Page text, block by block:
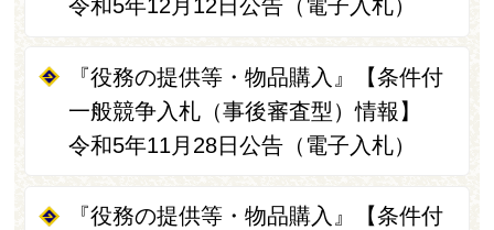
令和5年12月12日公告（電子入札）
『役務の提供等・物品購入』【条件付
一般競争入札（事後審査型）情報】
令和5年11月28日公告（電子入札）
『役務の提供等・物品購入』【条件付